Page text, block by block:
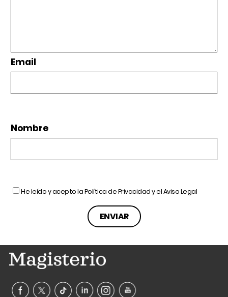
Email
Nombre
He leído y acepto laPolítica de Privacidady elAviso Legal